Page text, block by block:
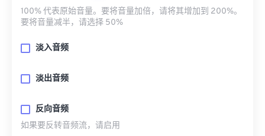
100% 代表原始音量。要将音量加倍，请将其增加到 200%。
要将音量减半，请选择 50%
淡入音频
淡出音频
反向音频
如果要反转音频流，请启用